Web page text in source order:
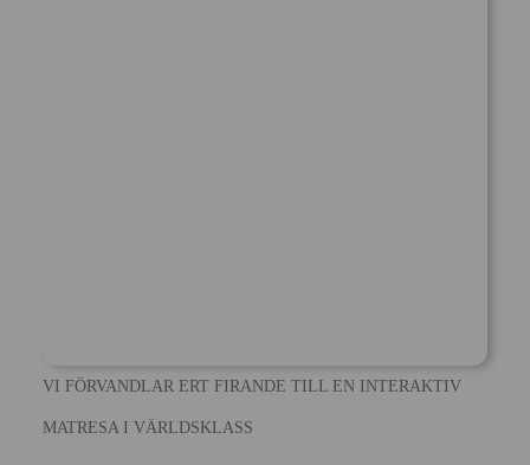
VI FÖRVANDLAR ERT FIRANDE TILL EN INTERAKTIV
MATRESA I VÄRLDSKLASS